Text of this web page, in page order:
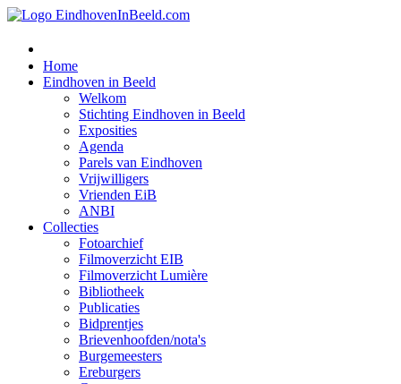
Home
Eindhoven in Beeld
Welkom
Stichting Eindhoven in Beeld
Exposities
Agenda
Parels van Eindhoven
Vrijwilligers
Vrienden EiB
ANBI
Collecties
Fotoarchief
Filmoverzicht EIB
Filmoverzicht Lumière
Bibliotheek
Publicaties
Bidprentjes
Brievenhoofden/nota's
Burgemeesters
Ereburgers